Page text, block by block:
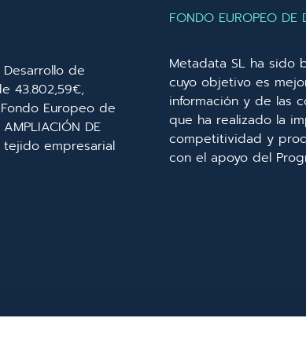
de
43.802,59€,
Europeo de
DE
tejido empresarial
FONDO EUROPEO DE
Metadata SL ha sido
cuyo objetivo es
información y de las
que ha realizado la
competitividad y
con el apoyo del